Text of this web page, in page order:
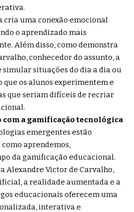
cria uma conexão emocional
o aprendizado mais
Além disso, como demonstra
conhecedor do assunto, a
situações do dia a dia ou
os alunos experimentem e
que seriam difíceis de recriar
com a gamificação tecnológica
emergentes estão
aprendemos,
da gamificação educacional.
Alexandre Victor de Carvalho,
a realidade aumentada e a
educacionais oferecem uma
interativa e